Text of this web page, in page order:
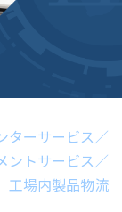
ターサービス／
ントサービス／
工場内製品物流